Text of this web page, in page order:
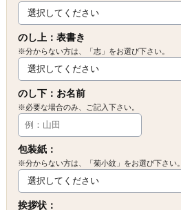
のし上：表書き
※分からない方は、「志」をお選び下さい。
のし下：お名前
※必要な場合のみ、ご記入下さい。
包装紙：
※分からない方は、「菊小紋」をお選び下さい。
挨拶状：